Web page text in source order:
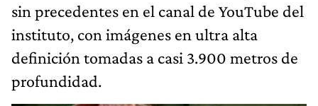
sin precedentes en el canal de YouTube del
instituto, con imágenes en ultra alta
definición tomadas a casi 3.900 metros de
profundidad.